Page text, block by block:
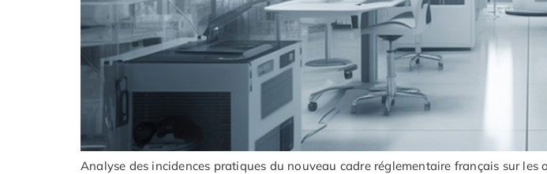
Analyse des incidences pratiques du nouveau cadre réglementaire français sur